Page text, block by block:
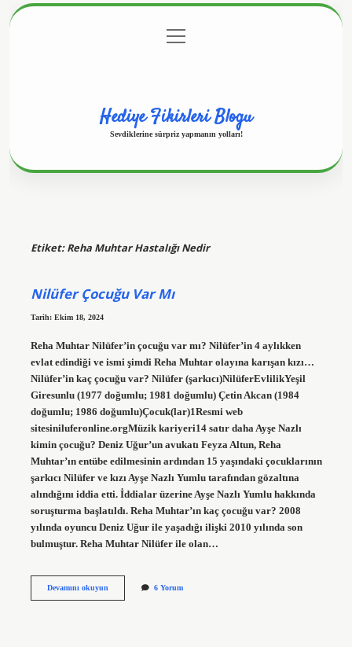
Gizlilik Politikası
menüyü
aç
Hediye Fikirleri Blogu
Sevdiklerine sürpriz yapmanın yolları!
Etiket:Reha Muhtar Hastalığı Nedir
Nilüfer Çocuğu Var Mı
Tarih: Ekim 18, 2024
Reha Muhtar Nilüfer’in çocuğu var mı? Nilüfer’in 4 aylıkken
evlat edindiği ve ismi şimdi Reha Muhtar olayına karışan kızı…
Nilüfer’in kaç çocuğu var? Nilüfer (şarkıcı)NilüferEvlilikYeşil
Giresunlu (1977 doğumlu; 1981 doğumlu) Çetin Akcan (1984
doğumlu; 1986 doğumlu)Çocuk(lar)1Resmi web
sitesiniluferonline.orgMüzik kariyeri14 satır daha Ayşe Nazlı
kimin çocuğu? Deniz Uğur’un avukatı Feyza Altun, Reha
Muhtar’ın entübe edilmesinin ardından 15 yaşındaki çocuklarının
şarkıcı Nilüfer ve kızı Ayşe Nazlı Yumlu tarafından gözaltına
alındığını iddia etti. İddialar üzerine Ayşe Nazlı Yumlu hakkında
soruşturma başlatıldı. Reha Muhtar’ın kaç çocuğu var? 2008
yılında oyuncu Deniz Uğur ile yaşadığı ilişki 2010 yılında son
bulmuştur. Reha Muhtar Nilüfer ile olan…
Devamını okuyunNilüfer
6 Yorum